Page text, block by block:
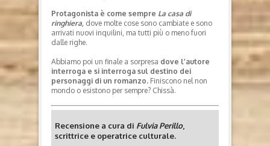
Protagonista è come sempre La casa di
ringhiera, dove molte cose sono cambiate e sono
arrivati nuovi inquilini, ma tutti più o meno fuori
dalle righe.
Abbiamo poi un finale a sorpresa dove l’autore
interroga e si interroga sul destino dei
personaggi di un romanzo. Finiscono nel non
mondo o esistono per sempre? Chissà.
Recensione a cura di Fulvia Perillo,
scrittrice e operatrice culturale.